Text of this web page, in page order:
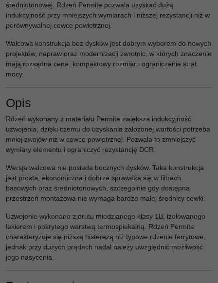
średniotonowej. Rdzeń Permite pozwala uzyskać dużą
indukcyjność przy mniejszych wymiarach i niższej rezystancji niż w
porównywalnej cewce powietrznej.
Walcowa konstrukcja bez dysków jest dobrym wyborem do nowych
projektów, napraw oraz modernizacji zwrotnic, w których znaczenie
mają rozsądna cena, kompaktowy rozmiar i ograniczenie strat
mocy.
Opis
Rdzeń wykonany z materiału Permite zwiększa indukcyjność
uzwojenia, dzięki czemu do uzyskania założonej wartości potrzeba
mniej zwojów niż w cewce powietrznej. Pozwala to zmniejszyć
wymiary elementu i ograniczyć rezystancję DCR.
Wersja walcowa nie posiada bocznych dysków. Taka konstrukcja
jest prosta, ekonomiczna i dobrze sprawdza się w filtrach
basowych oraz średniotonowych, szczególnie gdy dostępna
przestrzeń montażowa nie wymaga bardzo małej średnicy cewki.
Uzwojenie wykonano z drutu miedzianego klasy 1B, izolowanego
lakierem i pokrytego warstwą termospiekalną. Rdzeń Permite
charakteryzuje się niższą histerezą niż typowe rdzenie ferrytowe,
jednak przy dużych prądach nadal należy uwzględnić możliwość
jego nasycenia.